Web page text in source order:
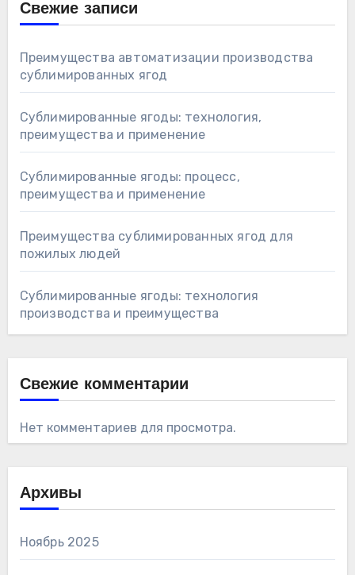
Свежие записи
Преимущества автоматизации производства
сублимированных ягод
Сублимированные ягоды: технология,
преимущества и применение
Сублимированные ягоды: процесс,
преимущества и применение
Преимущества сублимированных ягод для
пожилых людей
Сублимированные ягоды: технология
производства и преимущества
Свежие комментарии
Нет комментариев для просмотра.
Архивы
Ноябрь 2025